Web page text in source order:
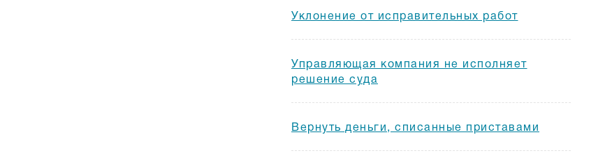
Уклонение от исправительных работ
Управляющая компания не исполняет
решение суда
Вернуть деньги, списанные приставами